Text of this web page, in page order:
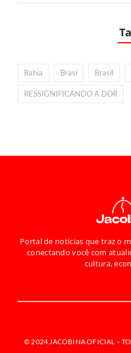
Bahia Brasi Brasil
RESSIGNIFICANDO A DOR
Portal de notícias que traz o
conectando você com
cultura,
© 2024 JACOBINA OFICIAL –